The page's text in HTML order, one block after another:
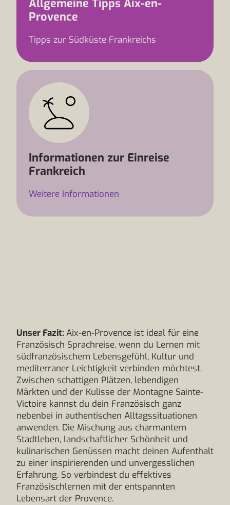
Allgemeine Tipps Aix-en-
Provence
Tipps zur Südküste Frankreichs
Informationen zur Einreise
Frankreich
Weitere Informationen
Unser Fazit: Aix-en-Provence ist ideal für eine
Französisch Sprachreise, wenn du Lernen mit
südfranzösischem Lebensgefühl, Kultur und
mediterraner Leichtigkeit verbinden möchtest.
Zwischen schattigen Plätzen, lebendigen
Märkten und der Kulisse der Montagne Sainte-
Victoire kannst du dein Französisch ganz
nebenbei in authentischen Alltagssituationen
anwenden. Die Mischung aus charmantem
Stadtleben, landschaftlicher Schönheit und
kulinarischen Genüssen macht deinen Aufenthalt
zu einer inspirierenden und unvergesslichen
Erfahrung. So verbindest du effektives
Französischlernen mit der entspannten
Lebensart der Provence.